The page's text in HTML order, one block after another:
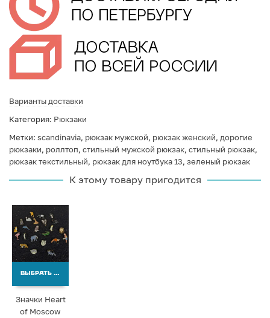
Варианты доставки
Категория: Рюкзаки
Метки: scandinavia, рюкзак мужской, рюкзак женский, дорогие
рюкзаки, роллтоп, стильный мужской рюкзак, стильный рюкзак,
рюкзак текстильный, рюкзак для ноутбука 13, зеленый рюкзак
К этому товару пригодится
ВЫБРАТЬ ВАРИАНТЫ
Значки Heart
of Moscow